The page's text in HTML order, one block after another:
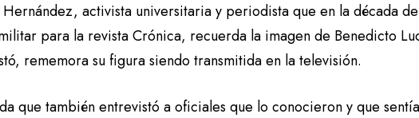
Hernández, activista universitaria y periodista que en la década
para la revista Crónica, recuerda la imagen de Benedicto
rememora su figura siendo transmitida en la televisión.
que también entrevistó a oficiales que lo conocieron y que